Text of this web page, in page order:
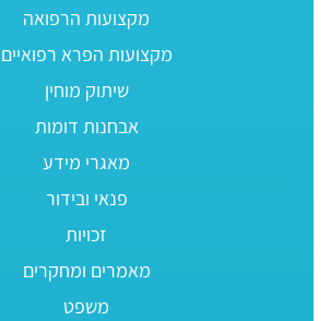
מקצועות הרפואה
מקצועות הפרא רפואיים
שיתוק מוחין
אבחנות דומות
מאגרי מידע
פנאי ובידור
זכויות
מאמרים ומחקרים
משפט